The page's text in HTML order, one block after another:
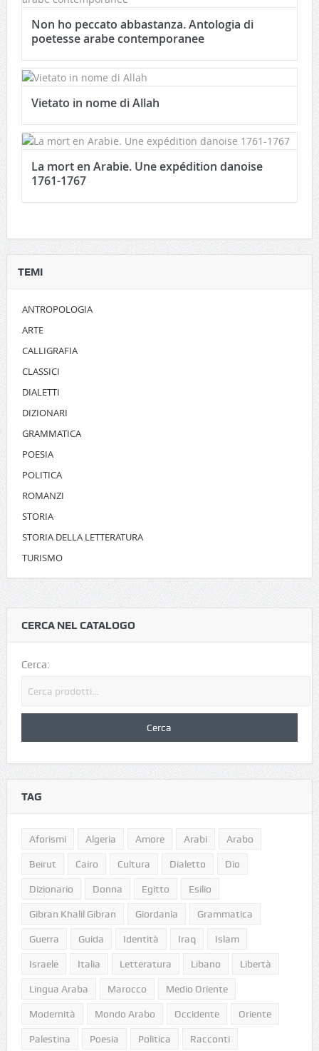
Non ho peccato abbastanza. Antologia di
poetesse arabe contemporanee
Vietato in nome di Allah
La mort en Arabie. Une expédition danoise
1761-1767
TEMI
ANTROPOLOGIA
ARTE
CALLIGRAFIA
CLASSICI
DIALETTI
DIZIONARI
GRAMMATICA
POESIA
POLITICA
ROMANZI
STORIA
STORIA DELLA LETTERATURA
TURISMO
CERCA NEL CATALOGO
Cerca:
TAG
Aforismi Algeria Amore Arabi Arabo
Beirut Cairo Cultura Dialetto Dio
Dizionario Donna Egitto Esilio
Gibran Khalil Gibran Giordania Grammatica
Guerra Guida Identità Iraq Islam
Israele Italia Letteratura Libano Libertà
Lingua Araba Marocco Medio Oriente
Modernità Mondo Arabo Occidente Oriente
Palestina Poesia Politica Racconti